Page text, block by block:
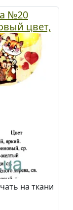
№20
цвет,
на ткани